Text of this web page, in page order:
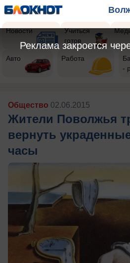
Новости
Учиться
готов
Авто Работа
-
Общество 02.06.2015
Жители Поволжья
вернуть
часы
Реклама закроется